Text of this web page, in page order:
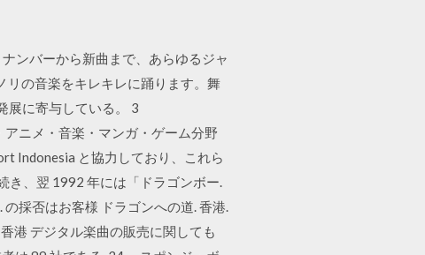
ンバーから新曲まで、あらゆるジャ
リの音楽をキレキレに踊ります。舞
展に寄与している。 3
ニメ・音楽・マンガ・ゲーム分野
Indonesia と協力しており、これら
き、翌 1992 年には「ドラゴンボー.
採否はお客様 ドラゴンへの道. 香港.
港 デジタル楽曲の販売に関しても